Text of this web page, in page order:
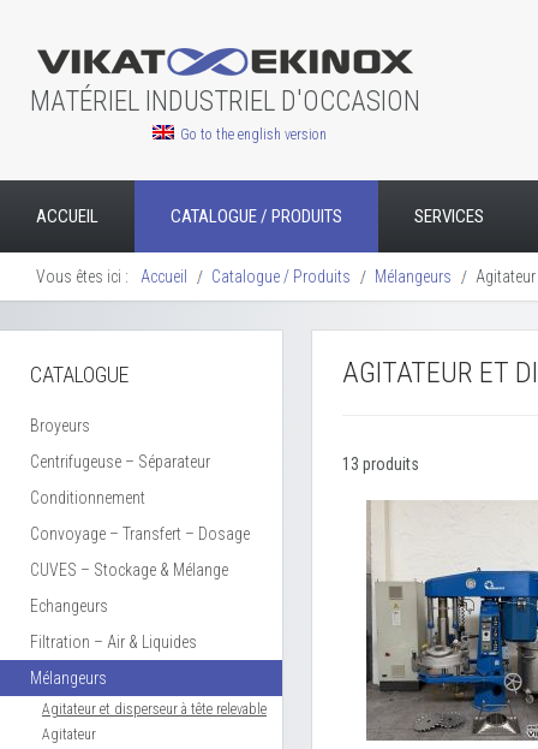
MATÉRIEL INDUSTRIEL D'OCCASION
ACCUEIL CATALOGUE / PRODUITS SERVICES
Go to the english version
Vous êtes ici : Accueil Catalogue / Produits Mélangeurs
CATALOGUE
Broyeurs
Centrifugeuse – Séparateur
Conditionnement
Convoyage – Transfert – Dosage
CUVES – Stockage & Mélange
Echangeurs
Filtration – Air & Liquides
Mélangeurs
Agitateur et disperseur à tête relevable
Agitateur
AGITATEUR ET
13 produits